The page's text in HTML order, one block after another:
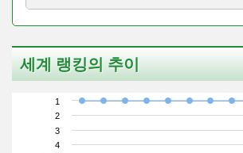
세계 랭킹의 추이
1
2
3
4